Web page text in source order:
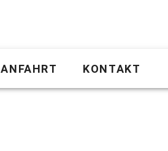
ANFAHRT KONTAKT